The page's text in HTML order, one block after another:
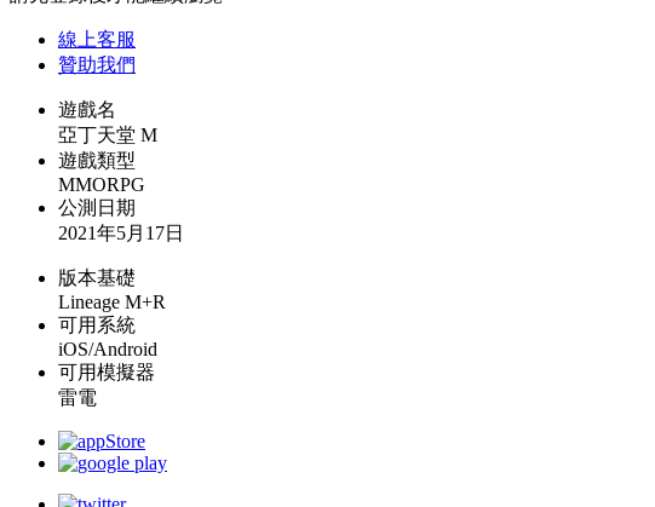
線上客服
贊助我們
遊戲名
亞丁天堂 M
遊戲類型
MMORPG
公測日期
2021年5月17日
版本基礎
Lineage M+R
可用系統
iOS/Android
可用模擬器
雷電